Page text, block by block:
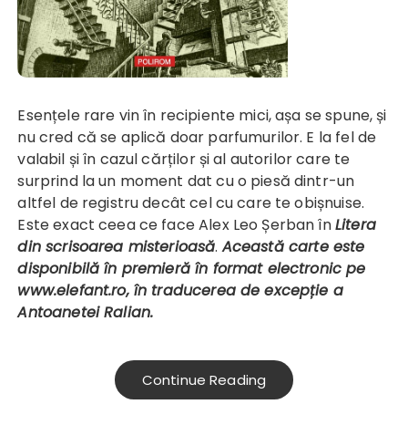
Esențele rare vin în recipiente mici, așa se spune, și
nu cred că se aplică doar parfumurilor. E la fel de
valabil și în cazul cărților și al autorilor care te
surprind la un moment dat cu o piesă dintr-un
altfel de registru decât cel cu care te obișnuise.
Este exact ceea ce face Alex Leo Șerban înLitera
din scrisoarea misterioasă.Această carte este
disponibilă în premieră în format electronic pe
www.elefant.ro, în traducerea de excepție a
Antoanetei Ralian.
Continue Reading